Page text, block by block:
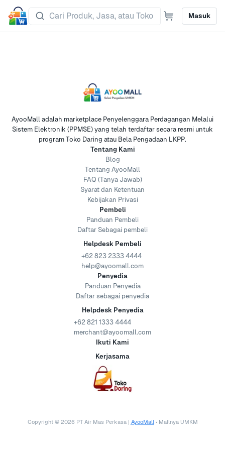
Masuk
AyooMall adalah marketplace Penyelenggara Perdagangan Melalui
Sistem Elektronik (PPMSE) yang telah terdaftar secara resmi untuk
program Toko Daring atau Bela Pengadaan LKPP.
Tentang Kami
Blog
Tentang AyooMall
FAQ (Tanya Jawab)
Syarat dan Ketentuan
Kebijakan Privasi
Pembeli
Panduan Pembeli
Daftar Sebagai pembeli
Helpdesk Pembeli
+62 823 2333 4444
help@ayoomall.com
Penyedia
Panduan Penyedia
Daftar sebagai penyedia
Helpdesk Penyedia
+62 821 1333 4444
merchant@ayoomall.com
Ikuti Kami
Kerjasama
Copyright © 2026 PT Air Mas Perkasa | AyooMall • Mallnya UMKM